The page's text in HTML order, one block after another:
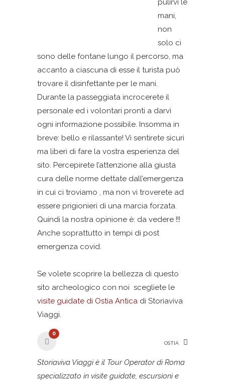
pulirvi le
mani,
non
solo ci
sono delle fontane lungo il percorso, ma
accanto a ciascuna di esse il turista può
trovare il disinfettante per le mani.
Durante la passeggiata incrocerete il
personale ed i volontari pronti a darvi
ogni informazione possibile. Insomma in
breve: bello e rilassante! Vi sentirete sicuri
ma liberi di fare la vostra esperienza del
sito. Percepirete l’attenzione alla giusta
cura delle norme dettate dall’emergenza
in cui ci troviamo , ma non vi troverete ad
essere prigionieri di una marcia forzata.
Quindi la nostra opinione è: da vedere !!!
Anche soprattutto in tempi di post
emergenza covid.
Se volete scoprire la bellezza di questo
sito archeologico con noi scegliete le
visite guidate di Ostia Antica di Storiaviva
Viaggi.
OSTIA
0
Storiaviva Viaggi è il Tour Operator di Roma
specializzato in visite guidate, escursioni e